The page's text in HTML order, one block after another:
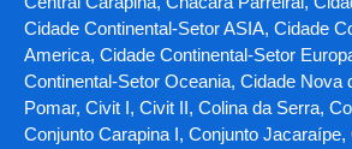
Cidade Continental-Setor ASIA, Cidade
America, Cidade Continental-Setor
Continental-Setor Oceania, Cidade Nova
Pomar, Civit I, Civit II, Colina da Serra,
Conjunto Carapina I, Conjunto